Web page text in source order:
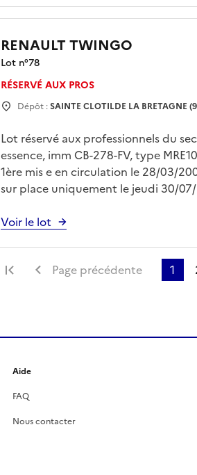
vous .
RENAULT TWINGO
Lot n°78
RÉSERVÉ AUX PROS
Dépôt :SAINTE CLOTILDE LA BRETAGNE
Lot réservé aux professionnels du
essence, imm CB-278-FV, type
1ère mis e en circulation le 28/03/
sur place uniquement le jeudi 30/
Voir le lot
Première page
Page précédente 1
Aide
FAQ
Nous contacter